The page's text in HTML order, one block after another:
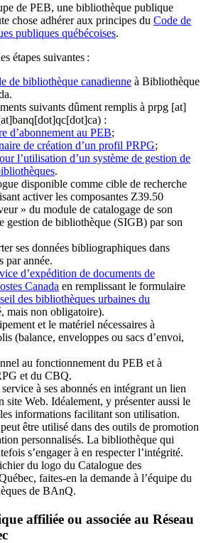
de PEB, une bibliothèque publique
chose adhérer aux principes du Code de
publiques québécoises.
étapes suivantes :
de bibliothèque canadienne à Bibliothèque
suivants dûment remplis à prpg [at]
:
d’abonnement au PEB;
de création d’un profil PRPG;
l’utilisation d’un système de gestion de
.
disponible comme cible de recherche
activer les composantes Z39.50
» du module de catalogage de son
gestion de bibliothèque (SIGB) par son
ses données bibliographiques dans
par année.
d’expédition de documents de
Canada en remplissant le formulaire
des bibliothèques urbaines du
mais non obligatoire).
et le matériel nécessaires à
(balance, enveloppes ou sacs d’envoi,
au fonctionnement du PEB et à
et du CBQ.
à ses abonnés en intégrant un lien
site Web. Idéalement, y présenter aussi le
informations facilitant son utilisation.
être utilisé dans des outils de promotion
personnalisés. La bibliothèque qui
s’engager à en respecter l’intégrité.
du logo du Catalogue des
faites-en la demande à l’équipe du
de BAnQ.
affiliée ou associée au Réseau